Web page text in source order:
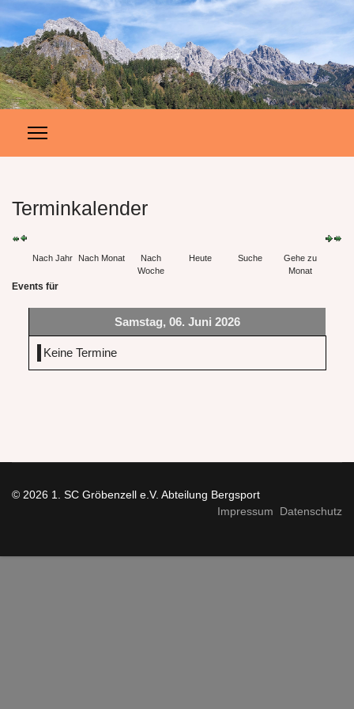
Terminkalender
Nach Jahr Nach Monat
Nach
Woche
Heute Suche
Gehe zu
Monat
Events für
Samstag, 06. Juni 2026
Keine Termine
© 2026 1. SC Gröbenzell e.V. Abteilung Bergsport
Impressum
Datenschutz